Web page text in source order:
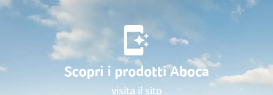
Scopri i prodotti Aboca
visita il sito